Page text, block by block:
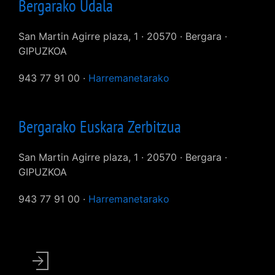
Bergarako Udala
San Martin Agirre plaza, 1 · 20570 · Bergara ·
GIPUZKOA
943 77 91 00 · Harremanetarako
Bergarako Euskara Zerbitzua
San Martin Agirre plaza, 1 · 20570 · Bergara ·
GIPUZKOA
943 77 91 00 · Harremanetarako
User
account